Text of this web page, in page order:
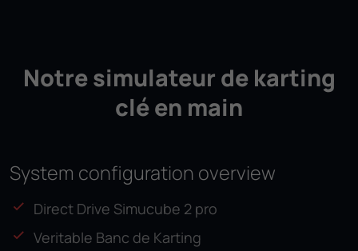
Notre simulateur de karting
clé en main
System configuration overview
Direct Drive Simucube 2 pro
Veritable Banc de Karting